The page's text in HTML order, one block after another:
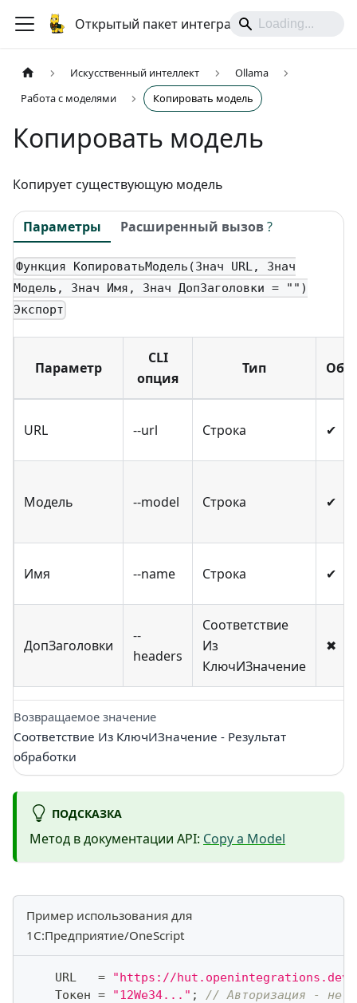
Открытый пакет интеграций
Искусственный интеллект
Ollama
Работа с моделями
Копировать модель
Копировать модель
Копирует существующую модель
Параметры Расширенный вызов?
Функция КопироватьМодель(Знач URL, Знач
Модель, Знач Имя, Знач ДопЗаголовки = "")
Экспорт
Параметр
CLI
опция
Тип
URL --url Строка ✔
Модель --model Строка ✔
Имя --name Строка ✔
ДопЗаголовки
--
headers
Соответствие
Из
КлючИЗначение
✖
Возвращаемое значение
Соответствие Из КлючИЗначение - Результат
обработки
ПОДСКАЗКА
Метод в документации API: Copy a Model
Пример использования для
1С:Предприятие/OneScript
    URL
=
"https://hut.openintegrations.dev/
    Токен
= "12We34..." ; // Авторизация - не